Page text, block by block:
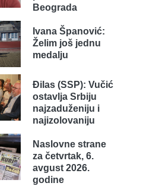
Beograda
Ivana Španović:
Želim još jednu
medalju
Đilas (SSP): Vučić
ostavlja Srbiju
najzaduženiju i
najizolovaniju
Naslovne strane
za četvrtak, 6.
avgust 2026.
godine